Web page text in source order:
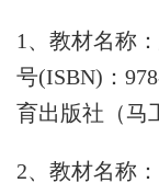
1 、教材名称
号(ISBN) ：
育出版社（马
2、教材名称